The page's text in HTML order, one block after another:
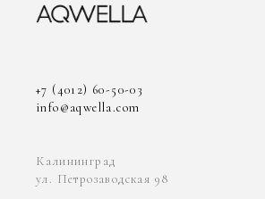
+7 (4012) 60-50-03
info@aqwella.com
Калининград
ул. Петрозаводская 98